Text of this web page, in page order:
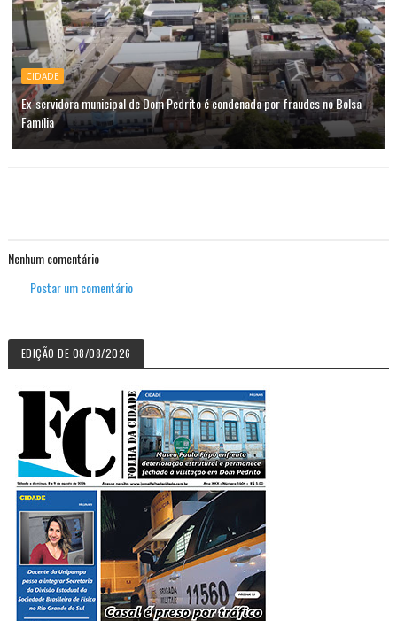
CIDADE
Ex-servidora municipal de Dom Pedrito é condenada por fraudes no Bolsa
Família
Nenhum comentário
Postar um comentário
EDIÇÃO DE 08/08/2026